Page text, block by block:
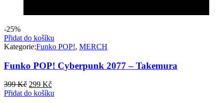
-25%
Přidat do košíku
Kategorie:Funko POP!, MERCH
Funko POP! Cyberpunk 2077 – Takemura
399Kč Původní
cena
299 KčAktuální
cena
Přidat do košíku